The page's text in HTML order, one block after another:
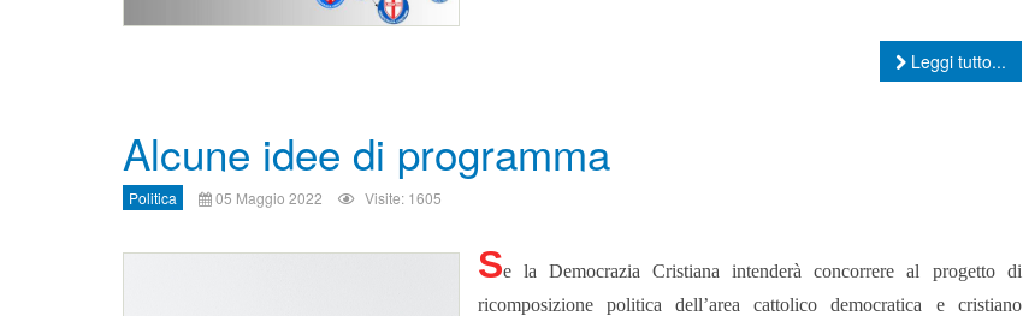
Leggi tutto...
Alcune idee di programma
Politica 05 Maggio 2022 Visite: 1605
Se la Democrazia Cristiana intenderà concorrere al progetto di
ricomposizione politica dell’area cattolico democratica e cristiano